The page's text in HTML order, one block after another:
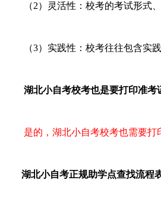
（2）灵活性：校考的考试形式、
（3）实践性：校考往往包含实践
湖北小自考校考也是要打印准考
是的，湖北小自考校考也需要打
湖北小自考正规助学点查找流程